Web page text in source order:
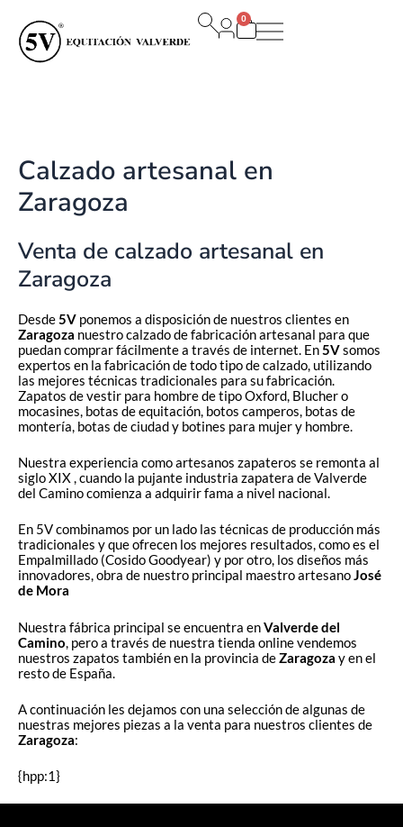
contenido
0
Carrito
Calzado artesanal en
Zaragoza
Venta de calzado artesanal en
Zaragoza
Desde5V ponemos a disposición de nuestros clientes en
Zaragoza nuestro calzado de fabricación artesanal para que
puedan comprar fácilmente a través de internet. En5Vsomos
expertos en la fabricación de todo tipo de calzado, utilizando
las mejores técnicas tradicionales para su fabricación.
Zapatos de vestir para hombre de tipo Oxford, Blucher o
mocasines, botas de equitación, botos camperos, botas de
montería, botas de ciudad y botines para mujer y hombre.
Nuestra experiencia como artesanos zapateros se remonta al
siglo XIX , cuando la pujante industria zapatera de Valverde
del Camino comienza a adquirir fama a nivel nacional.
En 5V combinamos por un lado las técnicas de producción más
tradicionales y que ofrecen los mejores resultados, como es el
Empalmillado (Cosido Goodyear) y por otro, los diseños más
innovadores, obra de nuestro principal maestro artesanoJosé
de Mora
Nuestra fábrica principal se encuentra enValverde del
Camino, pero a través de nuestra tienda online vendemos
nuestros zapatos también en la provincia deZaragoza y en el
resto de España.
A continuación les dejamos con una selección de algunas de
nuestras mejores piezas a la venta para nuestros clientes de
Zaragoza:
{hpp:1}